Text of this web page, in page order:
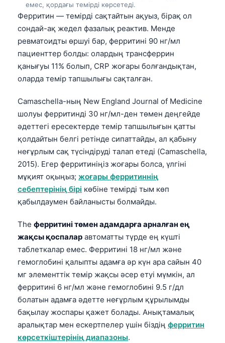
емес, қордағы темірді көрсетеді.
Ферритин — темірді сақтайтын ақуыз, бірақ ол
сондай-ақ жедел фазалық реактив. Менде
ревматоидты өршуі бар, ферритині 90 нг/мл
пациенттер болды: олардың трансферрин
қанығуы 11% болып, CRP жоғары болғандықтан,
оларда темір тапшылығы сақталған.
Camaschella-ның New England Journal of Medicine
шолуы ферритинді 30 нг/мл-ден төмен деңгейде
әдеттегі ересектерде темір тапшылығын қатты
қолдайтын белгі ретінде сипаттайды, ал қабыну
неғұрлым сақ түсіндіруді талап етеді (Camaschella,
2015). Егер ферритиніңіз жоғары болса, үлгіні
мұқият оқыңыз; жоғары ферритиннің
себептерінің бірі көбіне темірді тым көп
қабылдаумен байланысты болмайды.
The ферритині төмен адамдарға арналған ең
жақсы қоспалар автоматты түрде ең күшті
таблеткалар емес. Ферритині 18 нг/мл және
гемоглобині қалыпты адамға әр күн ара сайын 40
мг элементтік темір жақсы әсер етуі мүмкін, ал
ферритині 6 нг/мл және гемоглобині 9.5 г/дл
болатын адамға әдетте неғұрлым құрылымды
бақылау жоспары қажет болады. Анықтамалық
аралықтар мен ескертпелер үшін біздің ферритин
көрсеткіштерінің диапазоны.